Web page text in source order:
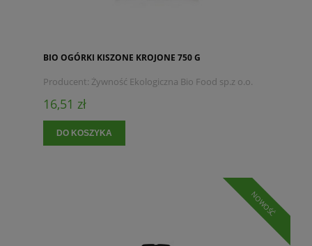
BIO OGÓRKI KISZONE KROJONE 750 G
Producent: Żywność Ekologiczna Bio Food sp.z o.o.
16,51 zł
DO KOSZYKA
NOWOŚĆ